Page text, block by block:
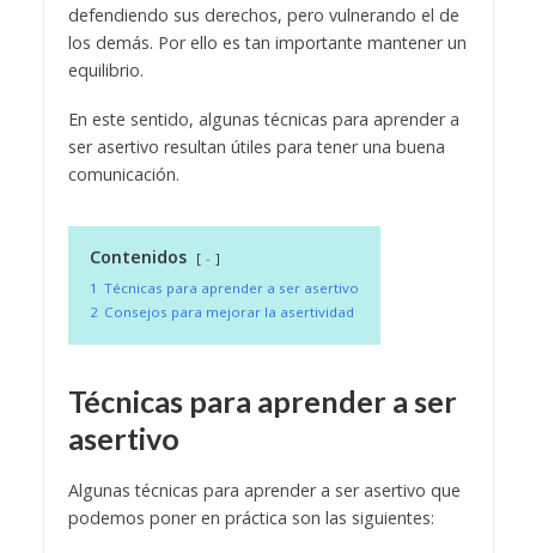
defendiendo sus derechos, pero vulnerando el de
los demás. Por ello es tan importante mantener un
equilibrio.
En este sentido, algunas técnicas para aprender a
ser asertivo resultan útiles para tener una buena
comunicación.
Contenidos
-
1 Técnicas para aprender a ser asertivo
2 Consejos para mejorar la asertividad
Técnicas para aprender a ser
asertivo
Algunas técnicas para aprender a ser asertivo que
podemos poner en práctica son las siguientes: